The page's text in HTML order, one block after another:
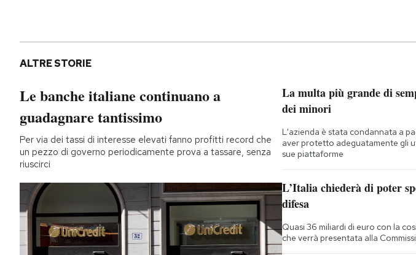
ALTRE STORIE
Le banche italiane continuano a
guadagnare tantissimo
Per via dei tassi di interesse elevati fanno profitti record che
un pezzo di governo periodicamente prova a tassare, senza
riuscirci
La multa più grande di
dei minori
L'azienda è stata condannata a
aver protetto adeguatamente gli
sue piattaforme
L’Italia chiederà di poter
difesa
Quasi 36 miliardi di euro con la
che verrà presentata alla